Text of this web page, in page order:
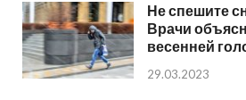
Не спешите
Врачи
весенней
29.03.2023